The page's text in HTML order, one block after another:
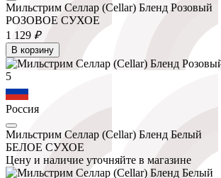
Мильстрим Селлар (Cellar) Бленд Розовый
РОЗОВОЕ СУХОЕ
1 129 ₽
В корзину
5
Россия
Мильстрим Селлар (Cellar) Бленд Белый
БЕЛОЕ СУХОЕ
Цену и наличие уточняйте в магазине